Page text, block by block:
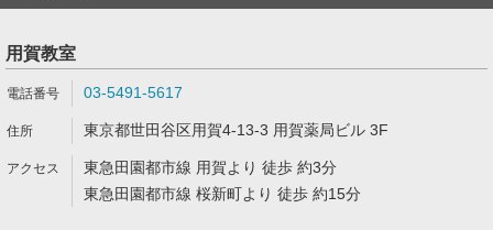
用賀教室
03-5491-5617
東京都世田谷区用賀4-13-3 用賀薬局ビル 3F
東急田園都市線 用賀より 徒歩 約3分
東急田園都市線 桜新町より 徒歩 約15分